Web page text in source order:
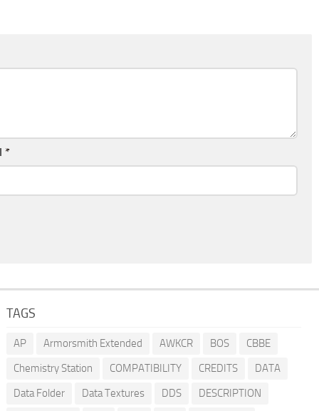
*
TAGS
AP Armorsmith Extended AWKCR BOS
CBBE
Chemistry Station
COMPATIBILITY CREDITS
DATA
Data Folder
Data Textures DDS
DESCRIPTION